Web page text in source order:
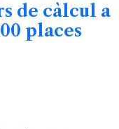
de càlcul a
places